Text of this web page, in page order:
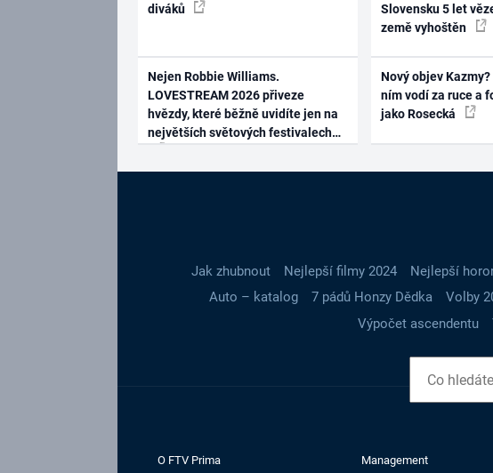
diváků
Nejen Robbie Williams.
LOVESTREAM 2026 přiveze
hvězdy, které běžně uvidíte jen na
největších světových festivalech
Slovensku 5 let
země vyhoštěn
Nový objev
ním vodí za ruce a
jako Rosecká
Jak zhubnout Nejlepší filmy 2024 Nejlepší
Auto – katalog
7 pádů Honzy Dědka Volby
Výpočet ascendentu
O FTV Prima Management